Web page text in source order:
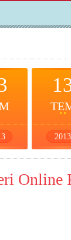
2013
Online